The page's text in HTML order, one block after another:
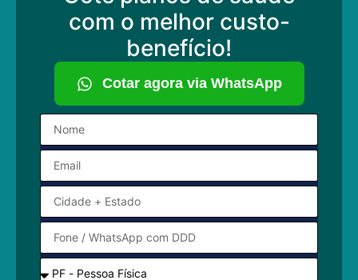
com o melhor custo-
benefício!
Cotar agora via WhatsApp